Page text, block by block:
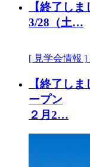
【終了し
3/28（土…
[ 見学会情報 ]
【終了し
ープン
２月2…